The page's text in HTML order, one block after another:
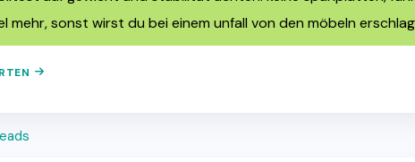
mehr, sonst wirst du bei einem unfall von den möbeln